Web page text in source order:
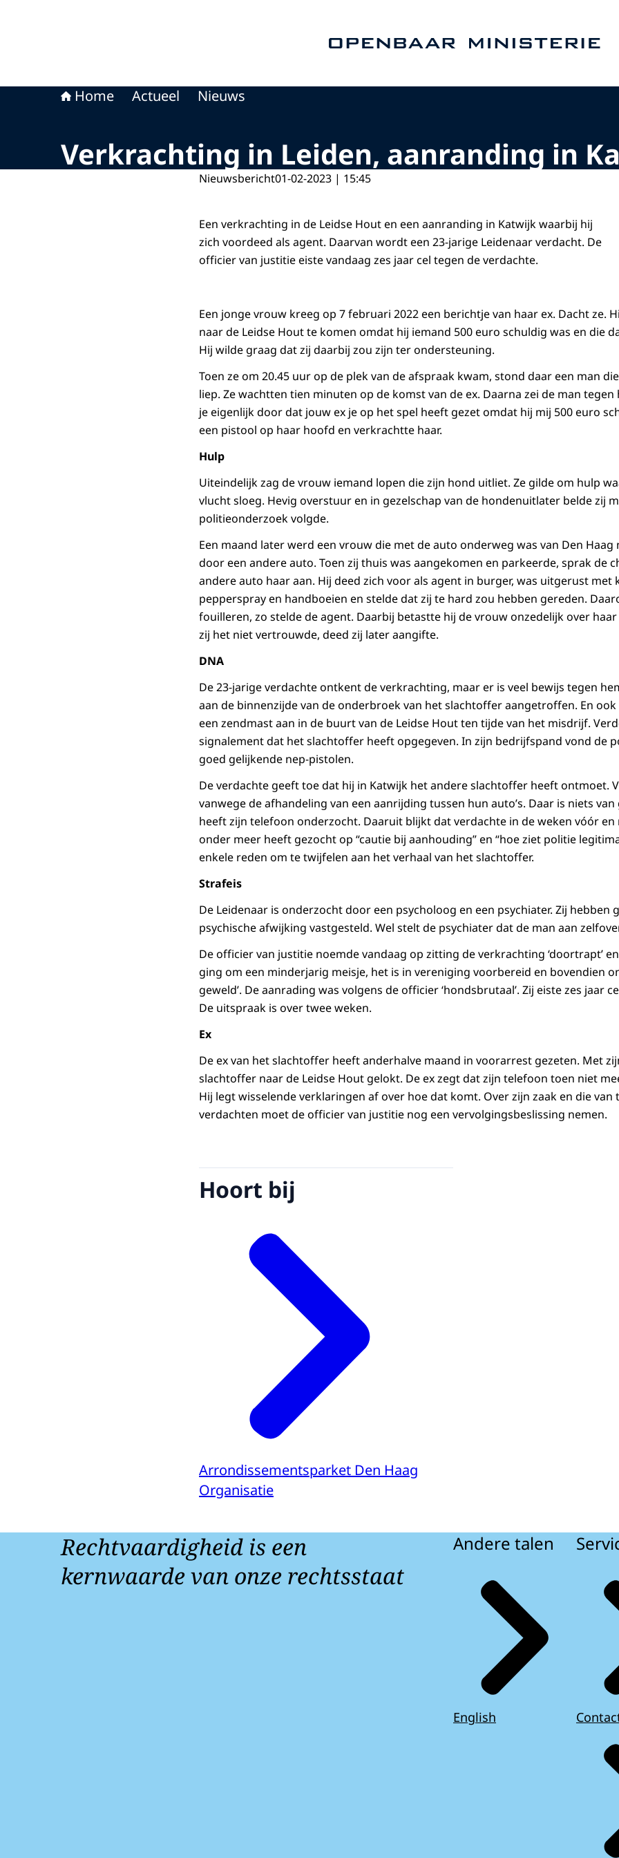
Home Actueel Nieuws
Verkrachting in Leiden, aanranding in
Nieuwsbericht01-02-2023 | 15:45
Een verkrachting in de Leidse Hout en een aanranding in Katwijk waarbij hij
zich voordeed als agent. Daarvan wordt een 23-jarige Leidenaar verdacht. De
officier van justitie eiste vandaag zes jaar cel tegen de verdachte.
Een jonge vrouw kreeg op 7 februari 2022 een berichtje van haar ex. Dacht ze.
naar de Leidse Hout te komen omdat hij iemand 500 euro schuldig was en die
Hij wilde graag dat zij daarbij zou zijn ter ondersteuning.
Toen ze om 20.45 uur op de plek van de afspraak kwam, stond daar een man
liep. Ze wachtten tien minuten op de komst van de ex. Daarna zei de man tegen
je eigenlijk door dat jouw ex je op het spel heeft gezet omdat hij mij 500 euro
een pistool op haar hoofd en verkrachtte haar.
Hulp
Uiteindelijk zag de vrouw iemand lopen die zijn hond uitliet. Ze gilde om hulp
vlucht sloeg. Hevig overstuur en in gezelschap van de hondenuitlater belde zij
politieonderzoek volgde.
Een maand later werd een vrouw die met de auto onderweg was van Den Haag
door een andere auto. Toen zij thuis was aangekomen en parkeerde, sprak de
andere auto haar aan. Hij deed zich voor als agent in burger, was uitgerust met
pepperspray en handboeien en stelde dat zij te hard zou hebben gereden.
fouilleren, zo stelde de agent. Daarbij betastte hij de vrouw onzedelijk over
zij het niet vertrouwde, deed zij later aangifte.
DNA
De 23-jarige verdachte ontkent de verkrachting, maar er is veel bewijs tegen
aan de binnenzijde van de onderbroek van het slachtoffer aangetroffen. En
een zendmast aan in de buurt van de Leidse Hout ten tijde van het misdrijf.
signalement dat het slachtoffer heeft opgegeven. In zijn bedrijfspand vond de
goed gelijkende nep-pistolen.
De verdachte geeft toe dat hij in Katwijk het andere slachtoffer heeft ontmoet.
vanwege de afhandeling van een aanrijding tussen hun auto’s. Daar is niets
heeft zijn telefoon onderzocht. Daaruit blijkt dat verdachte in de weken vóór en
onder meer heeft gezocht op “cautie bij aanhouding” en “hoe ziet politie
enkele reden om te twijfelen aan het verhaal van het slachtoffer.
Strafeis
De Leidenaar is onderzocht door een psycholoog en een psychiater. Zij hebben
psychische afwijking vastgesteld. Wel stelt de psychiater dat de man aan
De officier van justitie noemde vandaag op zitting de verkrachting ‘doortrapt’
ging om een minderjarig meisje, het is in vereniging voorbereid en bovendien
geweld’. De aanrading was volgens de officier ‘hondsbrutaal’. Zij eiste zes jaar
De uitspraak is over twee weken.
Ex
De ex van het slachtoffer heeft anderhalve maand in voorarrest gezeten. Met
slachtoffer naar de Leidse Hout gelokt. De ex zegt dat zijn telefoon toen niet
Hij legt wisselende verklaringen af over hoe dat komt. Over zijn zaak en die van
verdachten moet de officier van justitie nog een vervolgingsbeslissing nemen.
Hoort bij
Arrondissementsparket Den Haag
Organisatie
Rechtvaardigheid is een
kernwaarde van onze rechtsstaat
Andere talen
English